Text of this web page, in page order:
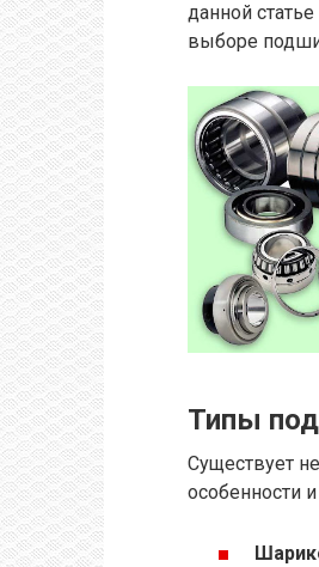
данной
выборе
Типы
Существует
особенности